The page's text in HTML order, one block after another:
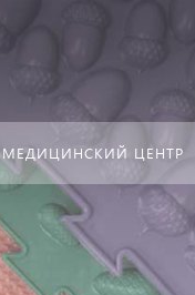
МЕДИЦИНСКИЙ ЦЕНТР